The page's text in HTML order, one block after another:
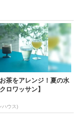
茶をアレンジ！夏の水
ロワッサン】
ハウス)